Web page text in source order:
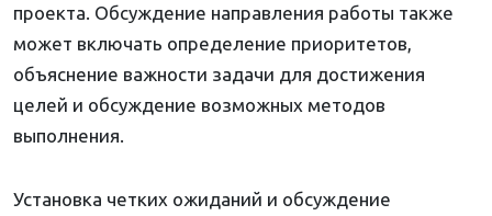
проекта. Обсуждение направления работы также
может включать определение приоритетов,
объяснение важности задачи для достижения
целей и обсуждение возможных методов
выполнения.
Установка четких ожиданий и обсуждение